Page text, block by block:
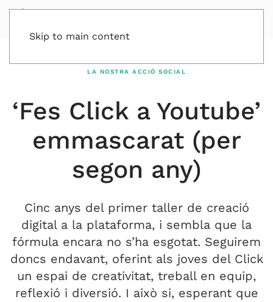
Skip to main content
LA NOSTRA ACCIÓ SOCIAL
‘Fes Click a Youtube’
emmascarat (per
segon any)
Cinc anys del primer taller de creació
digital a la plataforma, i sembla que la
fórmula encara no s’ha esgotat. Seguirem
doncs endavant, oferint als joves del Click
un espai de creativitat, treball en equip,
reflexió i diversió. I això si, esperant que